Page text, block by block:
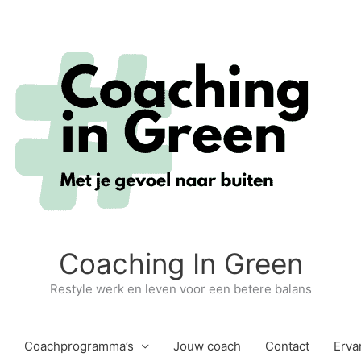
Coaching In Green
Restyle werk en leven voor een betere balans
Coachprogramma’s Jouw coach Contact